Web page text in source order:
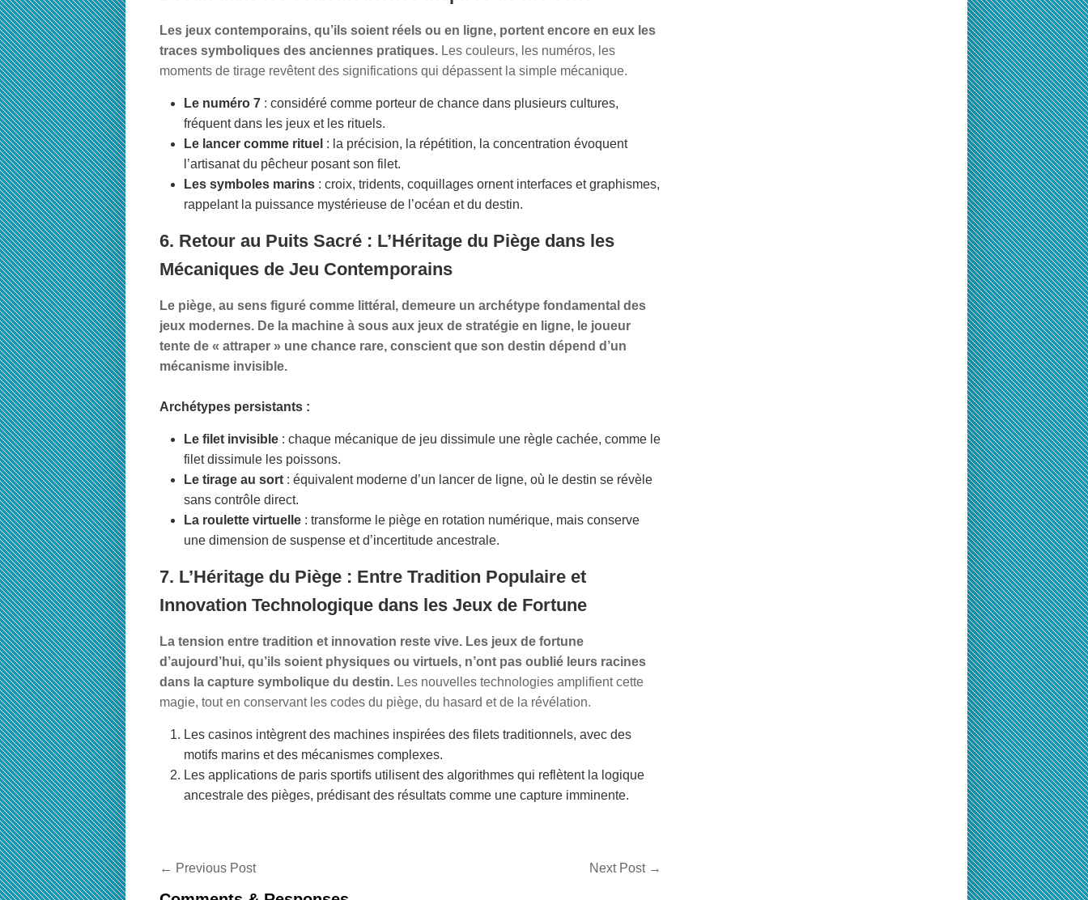
Les jeux contemporains, qu’ils soient réels ou en ligne, portent encore en eux les
traces symboliques des anciennes pratiques. Les couleurs, les numéros, les
moments de tirage revêtent des significations qui dépassent la simple mécanique.
Le numéro 7 : considéré comme porteur de chance dans plusieurs cultures,
fréquent dans les jeux et les rituels.
Le lancer comme rituel : la précision, la répétition, la concentration évoquent
l’artisanat du pêcheur posant son filet.
Les symboles marins : croix, tridents, coquillages ornent interfaces et graphismes,
rappelant la puissance mystérieuse de l’océan et du destin.
6. Retour au Puits Sacré : L’Héritage du Piège dans les
Mécaniques de Jeu Contemporains
Le piège, au sens figuré comme littéral, demeure un archétype fondamental des
jeux modernes. De la machine à sous aux jeux de stratégie en ligne, le joueur
tente de « attraper » une chance rare, conscient que son destin dépend d’un
mécanisme invisible.
Archétypes persistants :
Le filet invisible : chaque mécanique de jeu dissimule une règle cachée, comme le
filet dissimule les poissons.
Le tirage au sort : équivalent moderne d’un lancer de ligne, où le destin se révèle
sans contrôle direct.
La roulette virtuelle : transforme le piège en rotation numérique, mais conserve
une dimension de suspense et d’incertitude ancestrale.
7. L’Héritage du Piège : Entre Tradition Populaire et
Innovation Technologique dans les Jeux de Fortune
La tension entre tradition et innovation reste vive. Les jeux de fortune
d’aujourd’hui, qu’ils soient physiques ou virtuels, n’ont pas oublié leurs racines
dans la capture symbolique du destin. Les nouvelles technologies amplifient cette
magie, tout en conservant les codes du piège, du hasard et de la révélation.
Les casinos intègrent des machines inspirées des filets traditionnels, avec des
motifs marins et des mécanismes complexes.
Les applications de paris sportifs utilisent des algorithmes qui reflètent la logique
ancestrale des pièges, prédisant des résultats comme une capture imminente.
← Previous Post Next Post →